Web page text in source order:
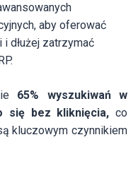
aby oferować
dłużej zatrzymać
65% wyszukiwań w
się bez kliknięcia, co
kluczowym czynnikiem